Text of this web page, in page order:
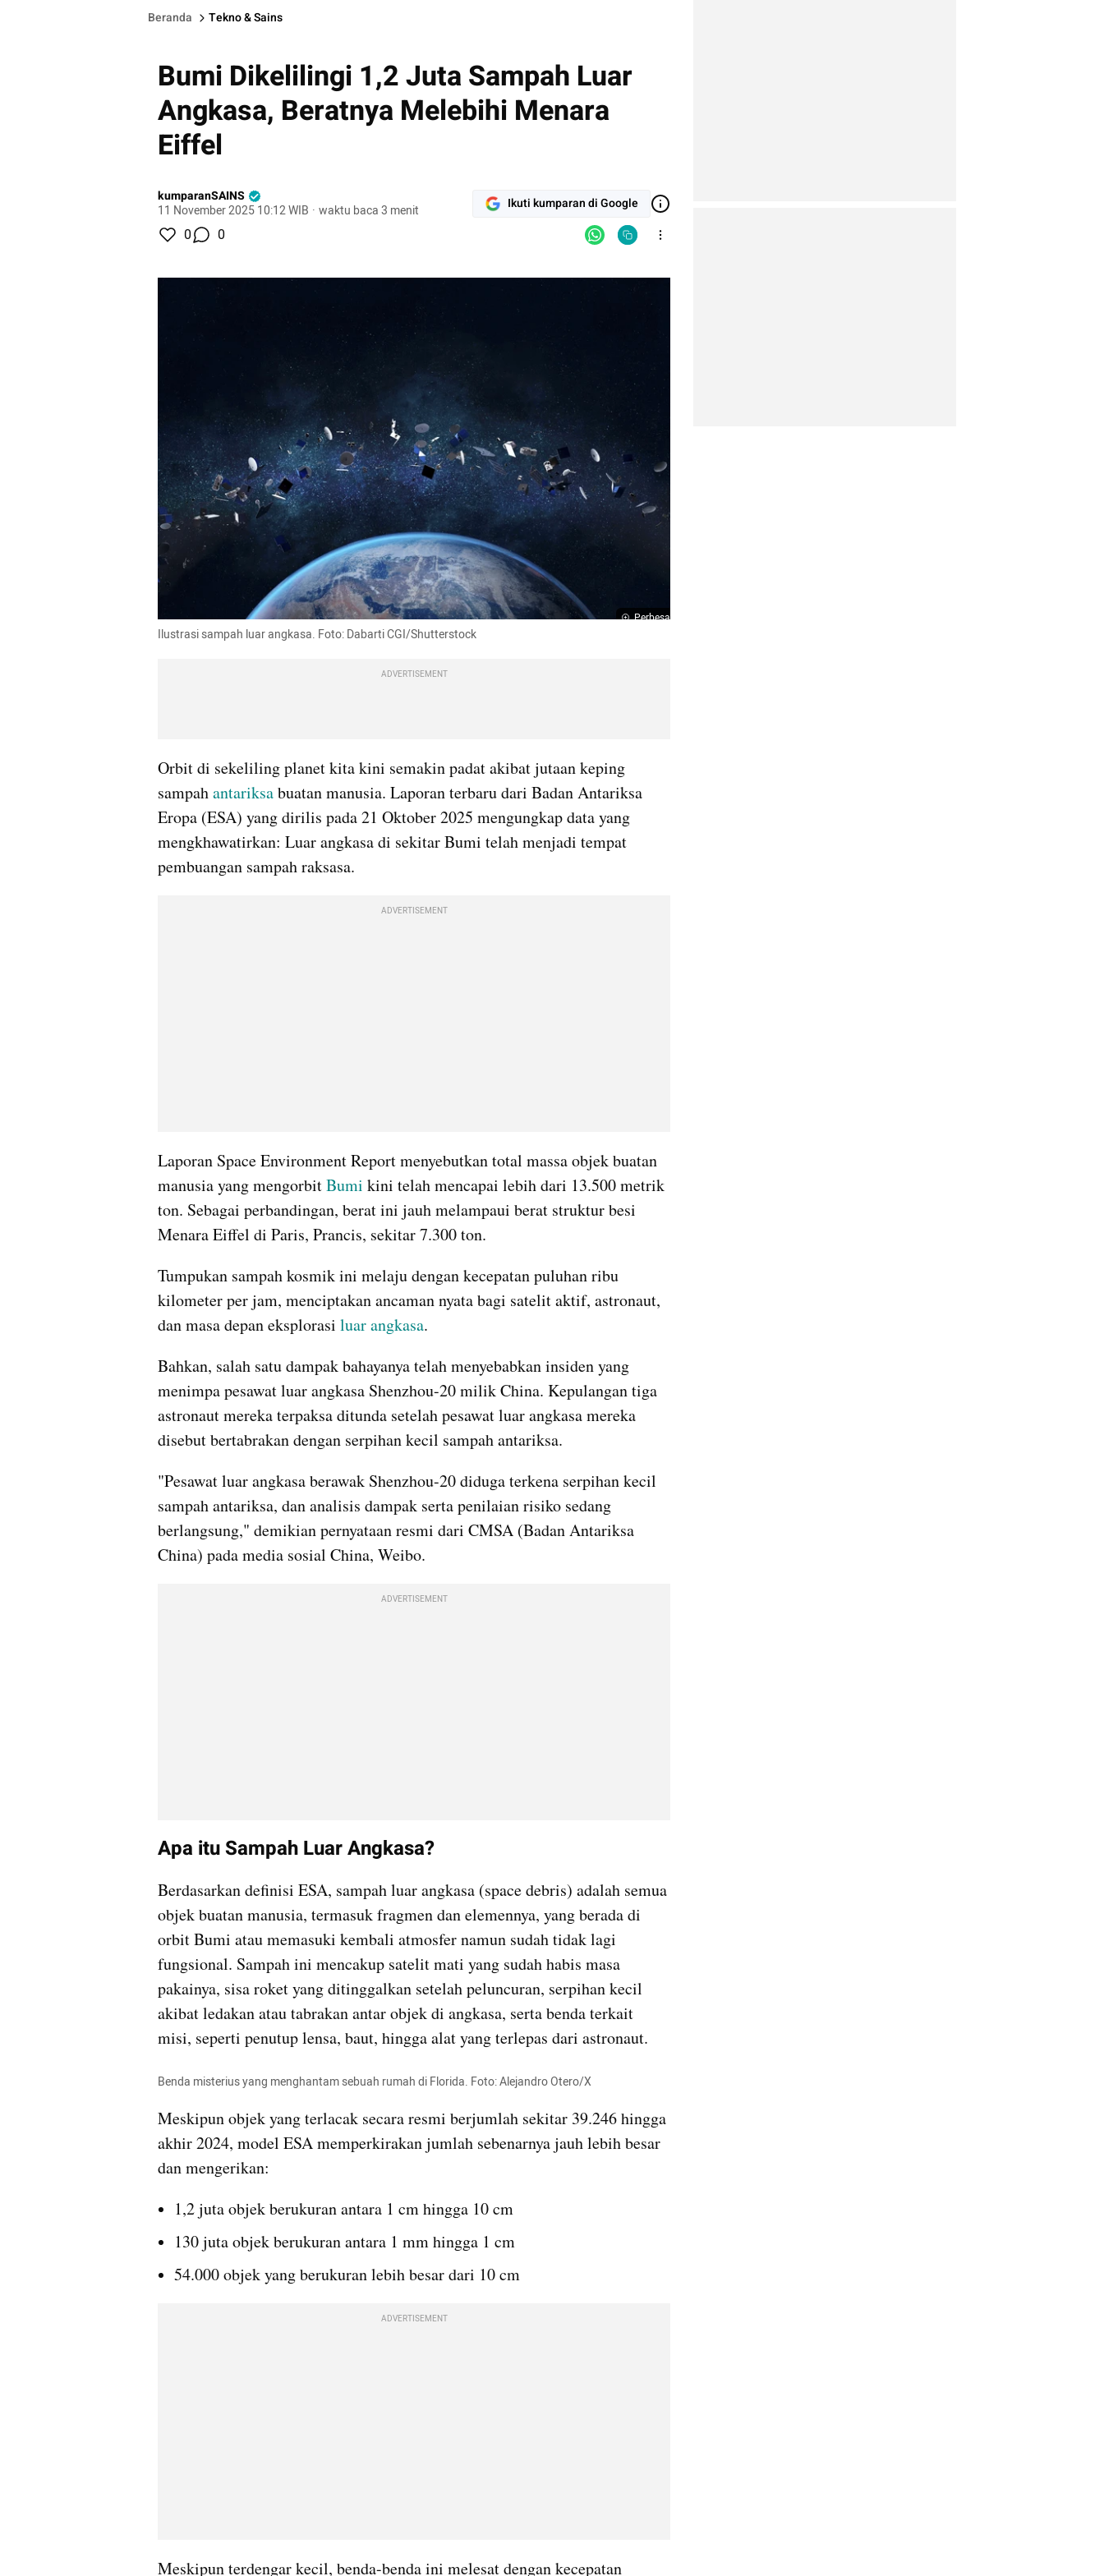
Beranda Tekno & Sains
Bumi Dikelilingi 1,2 Juta Sampah Luar
Angkasa, Beratnya Melebihi Menara
Eiffel
kumparanSAINS
11 November 2025 10:12 WIB · waktu baca 3 menit Ikuti kumparan di Google
0 0
Perbesar
Ilustrasi sampah luar angkasa. Foto: Dabarti CGI/Shutterstock
ADVERTISEMENT
Orbit di sekeliling planet kita kini semakin padat akibat jutaan keping
sampah antariksa buatan manusia. Laporan terbaru dari Badan Antariksa
Eropa (ESA) yang dirilis pada 21 Oktober 2025 mengungkap data yang
mengkhawatirkan: Luar angkasa di sekitar Bumi telah menjadi tempat
pembuangan sampah raksasa.
ADVERTISEMENT
Laporan Space Environment Report menyebutkan total massa objek buatan
manusia yang mengorbit Bumi kini telah mencapai lebih dari 13.500 metrik
ton. Sebagai perbandingan, berat ini jauh melampaui berat struktur besi
Menara Eiffel di Paris, Prancis, sekitar 7.300 ton.
Tumpukan sampah kosmik ini melaju dengan kecepatan puluhan ribu
kilometer per jam, menciptakan ancaman nyata bagi satelit aktif, astronaut,
dan masa depan eksplorasi luar angkasa.
Bahkan, salah satu dampak bahayanya telah menyebabkan insiden yang
menimpa pesawat luar angkasa Shenzhou-20 milik China. Kepulangan tiga
astronaut mereka terpaksa ditunda setelah pesawat luar angkasa mereka
disebut bertabrakan dengan serpihan kecil sampah antariksa.
"Pesawat luar angkasa berawak Shenzhou-20 diduga terkena serpihan kecil
sampah antariksa, dan analisis dampak serta penilaian risiko sedang
berlangsung," demikian pernyataan resmi dari CMSA (Badan Antariksa
China) pada media sosial China, Weibo.
ADVERTISEMENT
Apa itu Sampah Luar Angkasa?
Berdasarkan definisi ESA, sampah luar angkasa (space debris) adalah semua
objek buatan manusia, termasuk fragmen dan elemennya, yang berada di
orbit Bumi atau memasuki kembali atmosfer namun sudah tidak lagi
fungsional. Sampah ini mencakup satelit mati yang sudah habis masa
pakainya, sisa roket yang ditinggalkan setelah peluncuran, serpihan kecil
akibat ledakan atau tabrakan antar objek di angkasa, serta benda terkait
misi, seperti penutup lensa, baut, hingga alat yang terlepas dari astronaut.
Benda misterius yang menghantam sebuah rumah di Florida. Foto: Alejandro Otero/X
Meskipun objek yang terlacak secara resmi berjumlah sekitar 39.246 hingga
akhir 2024, model ESA memperkirakan jumlah sebenarnya jauh lebih besar
dan mengerikan:
1,2 juta objek berukuran antara 1 cm hingga 10 cm
130 juta objek berukuran antara 1 mm hingga 1 cm
54.000 objek yang berukuran lebih besar dari 10 cm
ADVERTISEMENT
Meskipun terdengar kecil, benda-benda ini melesat dengan kecepatan